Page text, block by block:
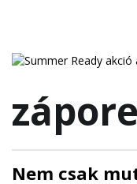
Nem csak